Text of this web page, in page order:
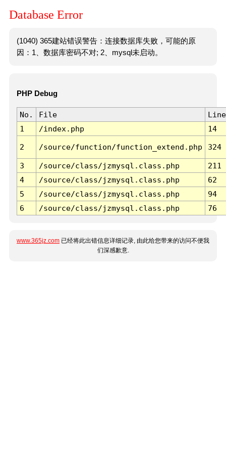
Database Error
(1040) 365建站错误警告：连接数据库失败，可能的原
因：1、数据库密码不对; 2、mysql未启动。
PHP Debug
No. File
Line
1
/index.php 14
2 /source/function/function_extend.php 324
3 /source/class/jzmysql.class.php
211
4
/source/class/jzmysql.class.php
62
5
/source/class/jzmysql.class.php
94
6
/source/class/jzmysql.class.php 76
www.365jz.com 已经将此出错信息详细记录, 由此给您带来的访问不便我
们深感歉意.